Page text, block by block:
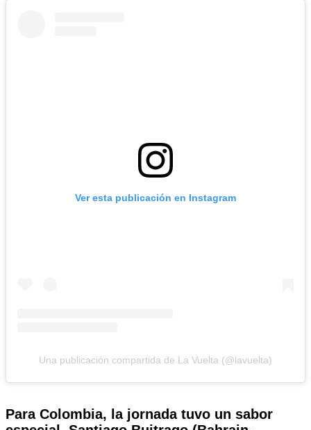
Ver esta publicación en Instagram
Una publicación compartida de La Vuelta (@lavuelta)
Para Colombia, la jornada tuvo un sabor